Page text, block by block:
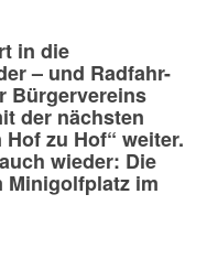
in die
– und Radfahr-
Bürgervereins
der nächsten
zu Hof“ weiter.
wieder: Die
Minigolfplatz im